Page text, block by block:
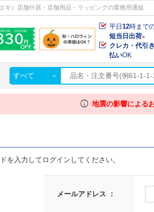
キ）店舗什器・店舗用品・ラッピングの業務用通販
平日12時まで
短当日出荷※
クレカ・代引
払いOK
すべて
info 地震の影響による
を入力してログインしてください。
メールアドレス ：